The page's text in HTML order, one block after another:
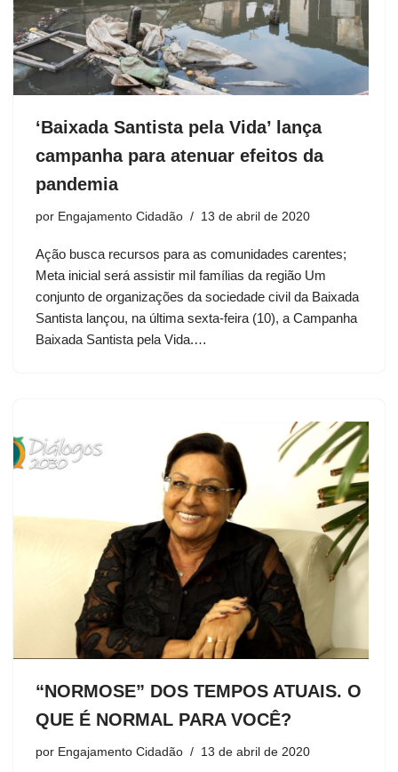
‘Baixada Santista pela Vida’ lança
campanha para atenuar efeitos da
pandemia
por Engajamento Cidadão 13 de abril de 2020
Ação busca recursos para as comunidades carentes;
Meta inicial será assistir mil famílias da região Um
conjunto de organizações da sociedade civil da Baixada
Santista lançou, na última sexta-feira (10), a Campanha
Baixada Santista pela Vida.…
“NORMOSE” DOS TEMPOS ATUAIS. O
QUE É NORMAL PARA VOCÊ?
por Engajamento Cidadão 13 de abril de 2020